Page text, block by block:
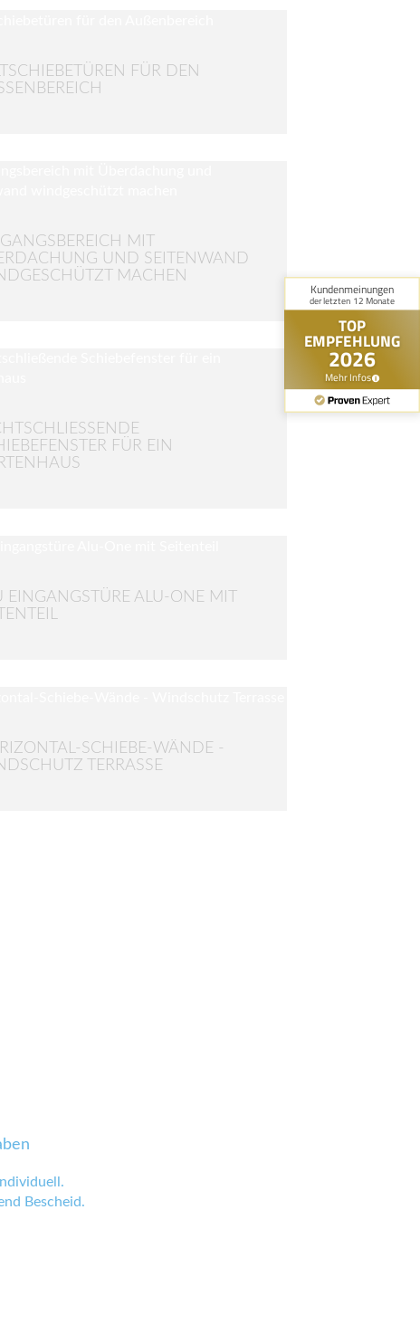
FÜR DEN
MIT
UND SEITENWAND
MACHEN
S
FÜR EIN G
EINGANGSTÜRE ALU-ONE MIT
SCHIEBE-WÄNDE -
TERRASSE
Bescheid.